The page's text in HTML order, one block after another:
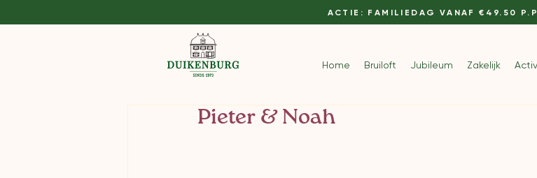
ACTIE: FAMILIEDAG VANAF €49.50
Home Bruiloft Jubileum Zakelijk
Pieter & Noah